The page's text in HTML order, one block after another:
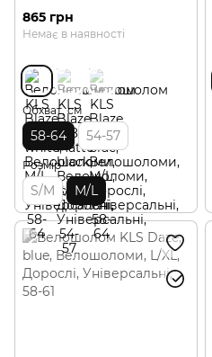
865 грн
Немає в наявності
Обхват, см
58-64 54-57
Розмір
S/M M/L